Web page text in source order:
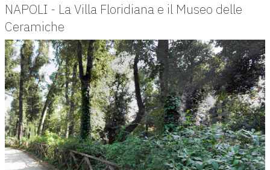
NAPOLI - La Villa Floridiana e il Museo delle
Ceramiche